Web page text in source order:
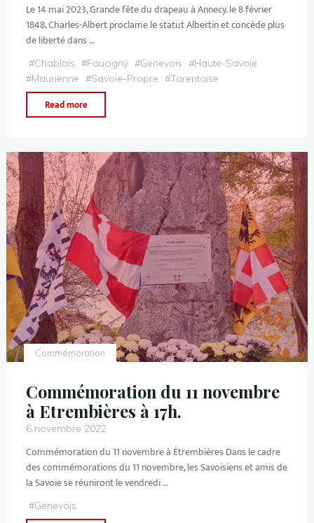
Le 14 mai 2023, Grande fête du drapeau à Annecy. le 8 février
1848, Charles-Albert proclame le statut Albertin et concède plus
de liberté dans …
#Chablais #Faucigny #Genevois #Haute-Savoie
#Maurienne #Savoie-Propre #Tarentaise
Read more
Commémoration
Commémoration du 11 novembre
à Etrembières à 17h.
6 novembre 2022
Commémoration du 11 novembre à Étrembières Dans le cadre
des commémorations du 11 novembre, les Savoisiens et amis de
la Savoie se réuniront le vendredi …
#Genevois